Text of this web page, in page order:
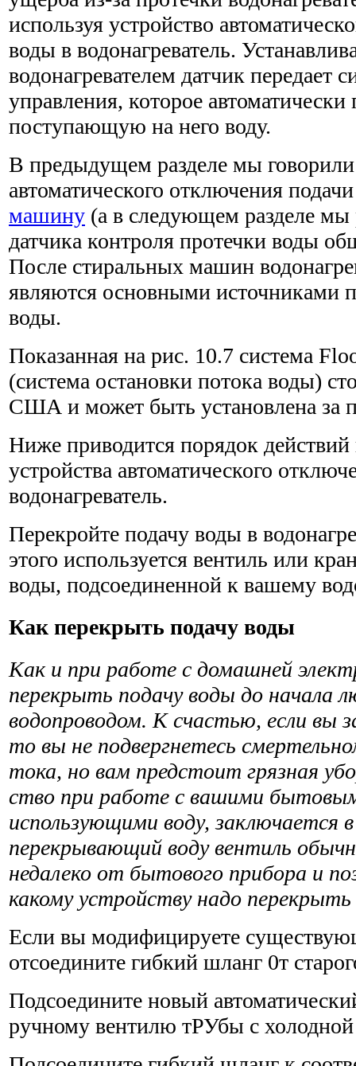
используя устройство
воды в водонагреватель.
водонагревателем датчик передает
управления, которое автоматически
поступающую на него воду.
В предыдущем разделе мы говорили
автоматического отключе­ния
машину (а в следующем разделе мы
датчика контроля протечки воды
После стираль­ных машин
являются основными источниками
воды.
Показанная на рис. 10.7 система
(система остановки потока воды)
США и может быть установлена за
Ниже приводится порядок действий
устройства автоматиче­ского
водонагреватель.
Перекройте подачу воды в
этого используется вен­тиль или
воды, подсоединенной к вашему
Как перекрыть подачу воды
Как и при работе с домашней
перекрыть подачу воды до начала
водопроводом. К счастью, если вы
то вы не подвергнетесь
тока, но вам предстоит грязная
ство при работе с вашими
использующими воду, заключается
перекрывающий воду вентиль
недалеко от бытового прибора и
какому устройству надо перекрыть
Если вы модифицируете
отсоедините гибкий шланг 0т
Подсоедините новый
ручному вентилю тРУбы с